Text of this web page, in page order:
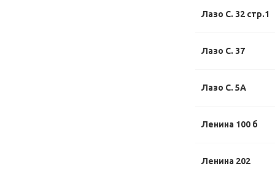
Лазо С. 32 стр.1
Лазо С. 37
Лазо С. 5А
Ленина 100 б
Ленина 202